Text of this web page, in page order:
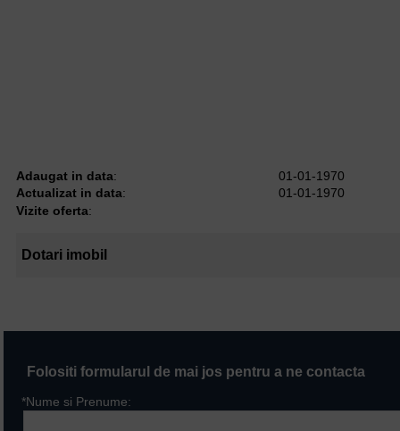
Adaugat in data:
01-01-1970
Actualizat in data:
01-01-1970
Vizite oferta:
Dotari imobil
Folositi formularul de mai jos pentru a ne contacta
*Nume si Prenume: